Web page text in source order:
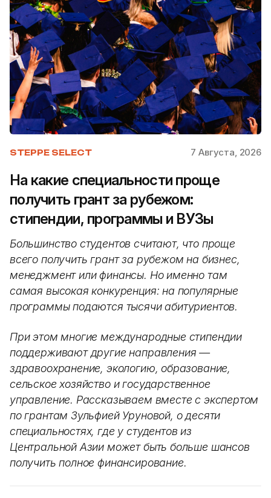
STEPPE SELECT 7 Августа, 2026
На какие специальности проще
получить грант за рубежом:
стипендии, программы и ВУЗы
Большинство студентов считают, что проще
всего получить грант за рубежом на бизнес,
менеджмент или финансы. Но именно там
самая высокая конкуренция: на популярные
программы подаются тысячи абитуриентов.
При этом многие международные стипендии
поддерживают другие направления —
здравоохранение, экологию, образование,
сельское хозяйство и государственное
управление. Рассказываем вместе с экспертом
по грантам Зульфией Уруновой, о десяти
специальностях, где у студентов из
Центральной Азии может быть больше шансов
получить полное финансирование.